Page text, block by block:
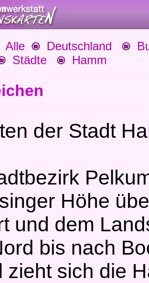
Deutschland
Städte Hamm
der Stadt
Höhe
und dem
bis nach
zieht sich die